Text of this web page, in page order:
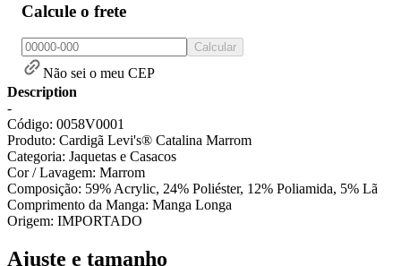
Calcule o frete
Calcular
Não sei o meu CEP
Description
-
Código: 0058V0001
Produto: Cardigã Levi's® Catalina Marrom
Categoria: Jaquetas e Casacos
Cor / Lavagem: Marrom
Composição: 59% Acrylic, 24% Poliéster, 12% Poliamida, 5% Lã
Comprimento da Manga: Manga Longa
Origem: IMPORTADO
Ajuste e tamanho